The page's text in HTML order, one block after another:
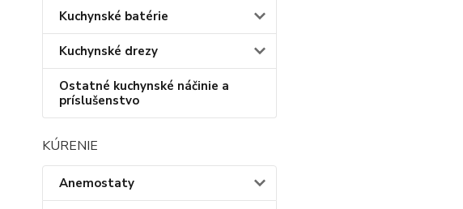
Kuchynské batérie
Kuchynské drezy
Ostatné kuchynské náčinie a
príslušenstvo
KÚRENIE
Anemostaty